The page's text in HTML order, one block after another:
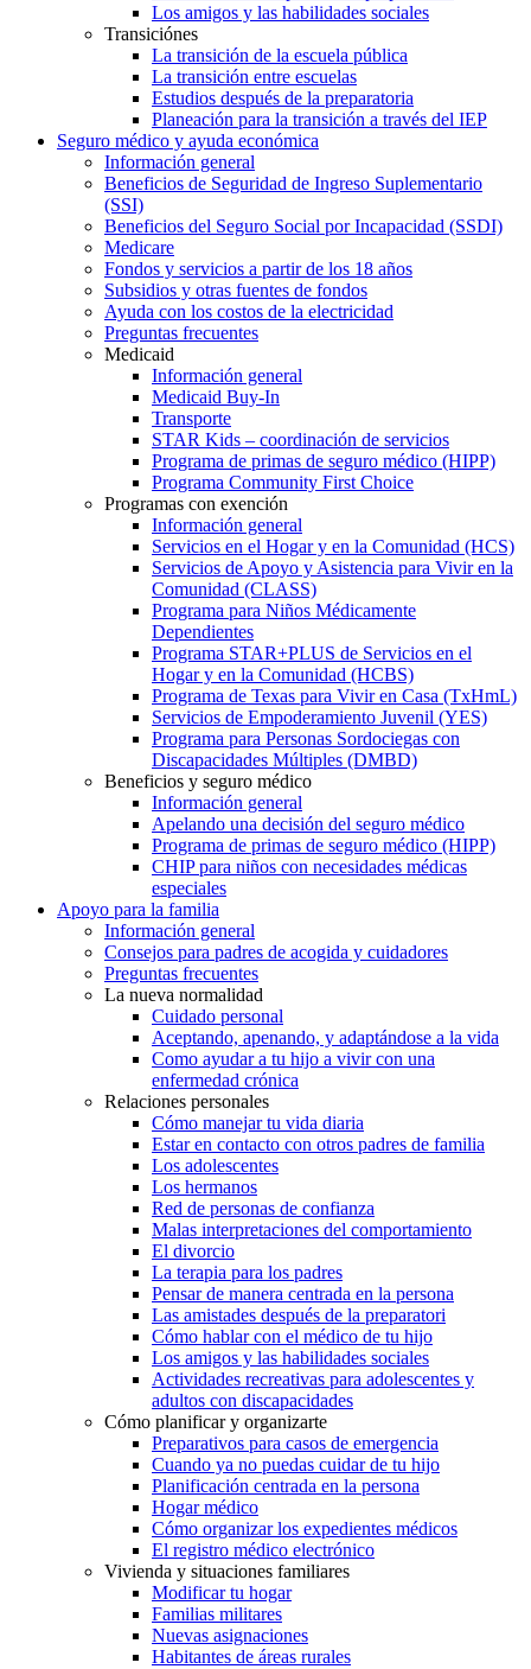
Los amigos y las habilidades sociales
Transiciónes
La transición de la escuela pública
La transición entre escuelas
Estudios después de la preparatoria
Planeación para la transición a través del IEP
Seguro médico y ayuda económica
Información general
Beneficios de Seguridad de Ingreso Suplementario
(SSI)
Beneficios del Seguro Social por Incapacidad (SSDI)
Medicare
Fondos y servicios a partir de los 18 años
Subsidios y otras fuentes de fondos
Ayuda con los costos de la electricidad
Preguntas frecuentes
Medicaid
Información general
Medicaid Buy-In
Transporte
STAR Kids – coordinación de servicios
Programa de primas de seguro médico (HIPP)
Programa Community First Choice
Programas con exención
Información general
Servicios en el Hogar y en la Comunidad (HCS)
Servicios de Apoyo y Asistencia para Vivir en la
Comunidad (CLASS)
Programa para Niños Médicamente
Dependientes
Programa STAR+PLUS de Servicios en el
Hogar y en la Comunidad (HCBS)
Programa de Texas para Vivir en Casa (TxHmL)
Servicios de Empoderamiento Juvenil (YES)
Programa para Personas Sordociegas con
Discapacidades Múltiples (DMBD)
Beneficios y seguro médico
Información general
Apelando una decisión del seguro médico
Programa de primas de seguro médico (HIPP)
CHIP para niños con necesidades médicas
especiales
Apoyo para la familia
Información general
Consejos para padres de acogida y cuidadores
Preguntas frecuentes
La nueva normalidad
Cuidado personal
Aceptando, apenando, y adaptándose a la vida
Como ayudar a tu hijo a vivir con una
enfermedad crónica
Relaciones personales
Cómo manejar tu vida diaria
Estar en contacto con otros padres de familia
Los adolescentes
Los hermanos
Red de personas de confianza
Malas interpretaciones del comportamiento
El divorcio
La terapia para los padres
Pensar de manera centrada en la persona
Las amistades después de la preparatori
Cómo hablar con el médico de tu hijo
Los amigos y las habilidades sociales
Actividades recreativas para adolescentes y
adultos con discapacidades
Cómo planificar y organizarte
Preparativos para casos de emergencia
Cuando ya no puedas cuidar de tu hijo
Planificación centrada en la persona
Hogar médico
Cómo organizar los expedientes médicos
El registro médico electrónico
Vivienda y situaciones familiares
Modificar tu hogar
Familias militares
Nuevas asignaciones
Habitantes de áreas rurales